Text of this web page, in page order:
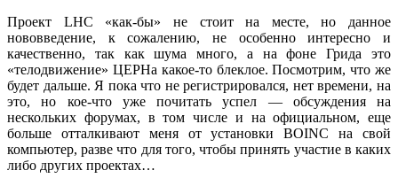
Проект LHC «как-бы» не стоит на месте, но данное
нововведение, к сожалению, не особенно интересно и
качественно, так как шума много, а на фоне Грида это
«телодвижение» ЦЕРНа какое-то блеклое. Посмотрим, что же
будет дальше. Я пока что не регистрировался, нет времени, на
это, но кое-что уже почитать успел — обсуждения на
нескольких форумах, в том числе и на официальном, еще
больше отталкивают меня от установки BOINC на свой
компьютер, разве что для того, чтобы принять участие в каких
либо других проектах…